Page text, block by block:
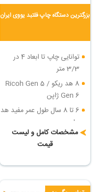
بزرگترین دستگاه چاپ فلتبد یووی ایران
توانایی چاپ تا ابعاد 4 در
3/3 متر
8 هد ریکو Ricoh Gen 5 /
Gen 6 ژاپن
6 تا 8 سال طول عمر مفید هد
چاپ
سرعت چاپ : تا 84 مترمربع
بزرگترین دستگاه چاپ فلتبد
مشخصات کامل و لیست
قیمت